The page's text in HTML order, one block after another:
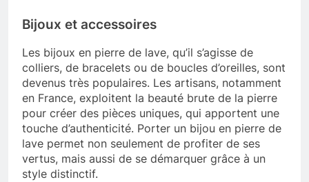
Bijoux et accessoires
Les bijoux en pierre de lave, qu’il s’agisse de
colliers, de bracelets ou de boucles d’oreilles, sont
devenus très populaires. Les artisans, notamment
en France, exploitent la beauté brute de la pierre
pour créer des pièces uniques, qui apportent une
touche d’authenticité. Porter un bijou en pierre de
lave permet non seulement de profiter de ses
vertus, mais aussi de se démarquer grâce à un
style distinctif.